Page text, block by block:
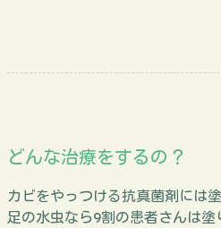
どんな治療をするの？
カビをやっつける抗真菌剤には
足の水虫なら9割の患者さんは塗